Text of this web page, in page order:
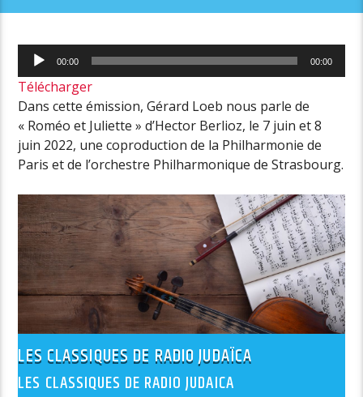
Lecteur
audio
00:00 00:00
Télécharger
Dans cette émission, Gérard Loeb nous parle de
« Roméo et Juliette » d’Hector Berlioz, le 7 juin et 8
juin 2022, une coproduction de la Philharmonie de
Paris et de l’orchestre Philharmonique de Strasbourg.
LES CLASSIQUES DE RADIO JUDAÏCA
LES CLASSIQUES DE RADIO JUDAICA